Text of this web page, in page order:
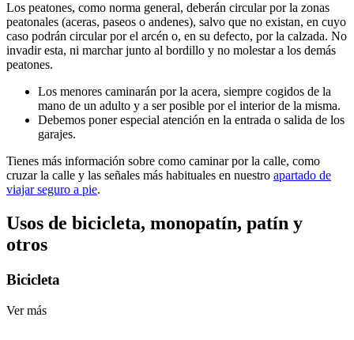
Los peatones, como norma general, deberán circular por la zonas
peatonales (aceras, paseos o andenes), salvo que no existan, en cuyo
caso podrán circular por el arcén o, en su defecto, por la calzada. No
invadir esta, ni marchar junto al bordillo y no molestar a los demás
peatones.
Los menores caminarán por la acera, siempre cogidos de la
mano de un adulto y a ser posible por el interior de la misma.
Debemos poner especial atención en la entrada o salida de los
garajes.
Tienes más información sobre como caminar por la calle, como
cruzar la calle y las señales más habituales en nuestro apartado de
viajar seguro a pie.
Usos de bicicleta, monopatín, patín y
otros
Bicicleta
Ver más